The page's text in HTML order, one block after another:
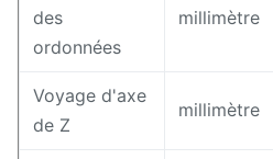
des
ordonnées
millimètre
Voyage d'axe
de Z
millimètre